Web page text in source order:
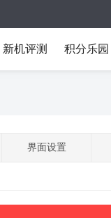
新机评测 积分乐园
界面设置